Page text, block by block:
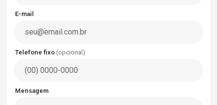
E-mail
Telefone fixo (opcional)
Mensagem